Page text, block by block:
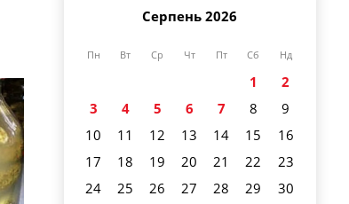
Серпень 2026
Пн Вт Ср Чт Пт Сб Нд
1
2
3
4 5 6 7 8
9
10
11 12 13 14 15
16
17
18 19 20 21 22
23
24
25 26 27 28 29
30